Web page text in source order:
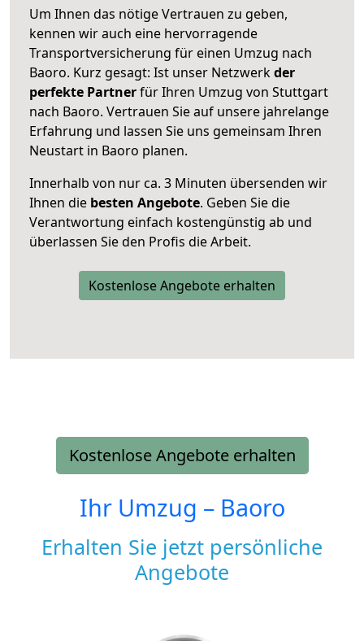
Um Ihnen das nötige Vertrauen zu geben,
kennen wir auch eine hervorragende
Transportversicherung für einen Umzug nach
Baoro. Kurz gesagt: Ist unser Netzwerkder
perfekte Partnerfür Ihren Umzug von Stuttgart
nach Baoro. Vertrauen Sie auf unsere jahrelange
Erfahrung und lassen Sie uns gemeinsam Ihren
Neustart in Baoro planen.
Innerhalb von nur ca. 3 Minuten übersenden wir
Ihnen die besten Angebote. Geben Sie die
Verantwortung einfach kostengünstig ab und
überlassen Sie den Profis die Arbeit.
Kostenlose Angebote erhalten
Kostenlose Angebote erhalten
Ihr Umzug – Baoro
Erhalten Sie jetzt persönliche
Angebote